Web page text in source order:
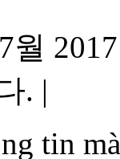
월
. |
tin